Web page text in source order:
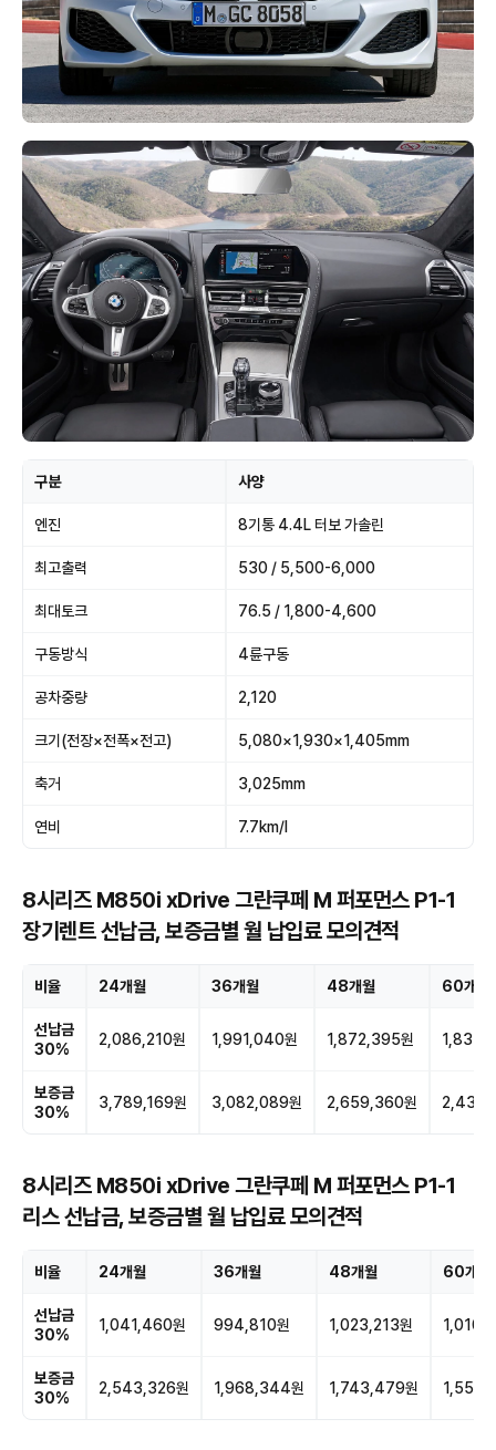
구분 사양
엔진 8기통 4.4L 터보 가솔린
최고출력 530 / 5,500-6,000
최대토크 76.5 / 1,800-4,600
구동방식 4륜구동
공차중량 2,120
크기(전장×전폭×전고) 5,080×1,930×1,405mm
축거 3,025mm
연비 7.7km/l
8시리즈 M850i xDrive 그란쿠페 M 퍼포먼스 P1-1
장기렌트 선납금, 보증금별 월 납입료 모의견적
비율 24개월 36개월 48개월 60개월
선납금
30%
2,086,210원 1,991,040원 1,872,395원
보증금
30%
3,789,169원 3,082,089원 2,659,360원
8시리즈 M850i xDrive 그란쿠페 M 퍼포먼스 P1-1
리스 선납금, 보증금별 월 납입료 모의견적
비율 24개월 36개월 48개월 60개월
선납금
30%
1,041,460원 994,810원 1,023,213원
보증금
30%
2,543,326원 1,968,344원 1,743,479원